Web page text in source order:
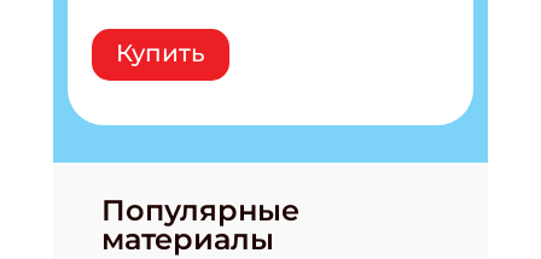
Купить
Популярные
материалы